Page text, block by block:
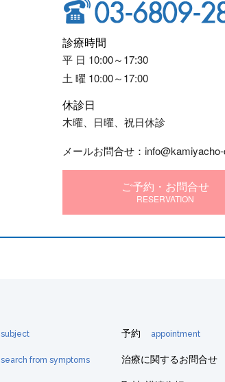
診療時間
平 日 10:00～17:30
土 曜 10:00～17:00
休診日
木曜、日曜、祝日休診
メールお問合せ：
ご予約・お問合せ
RESERVATION
subject
search from symptoms
予約 appointment
治療に関するお問合せ